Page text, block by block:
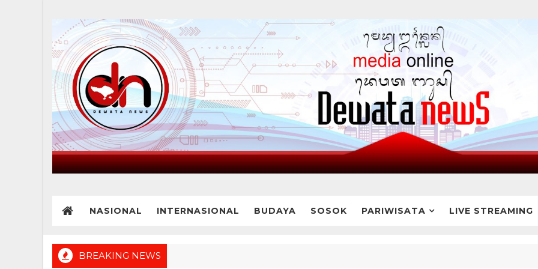
NASIONAL INTERNASIONAL BUDAYA SOSOK PARIWISATA LIVE STREAMING
BREAKING NEWS